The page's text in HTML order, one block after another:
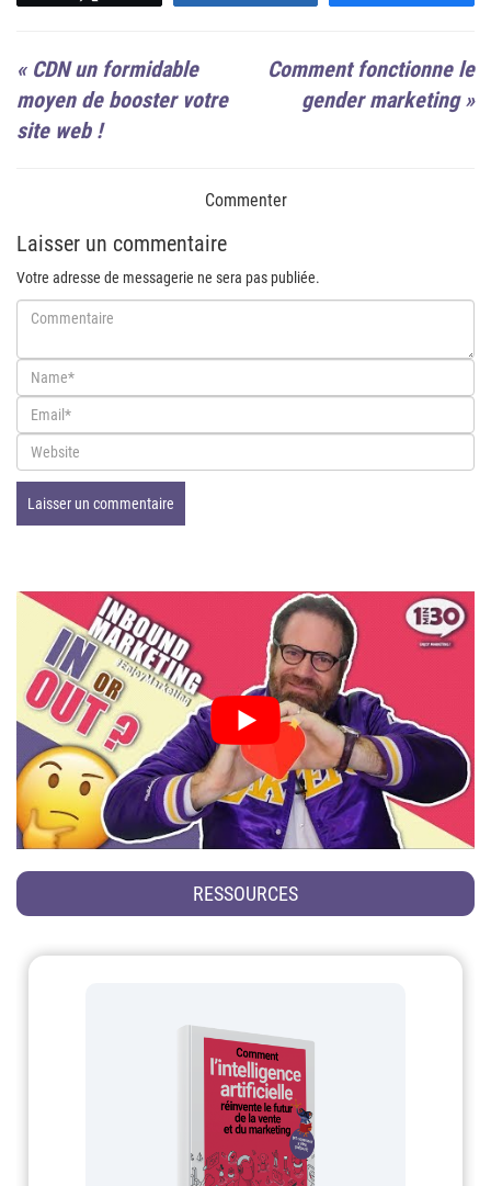
« CDN un formidable
moyen de booster votre
site web !
Comment fonctionne le
gender marketing»
Commenter
Laisser un commentaire
Votre adresse de messagerie ne sera pas publiée.
RESSOURCES